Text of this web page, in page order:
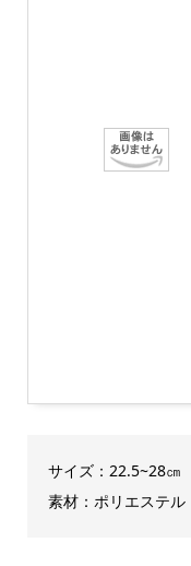
サイズ：22.5~28㎝
素材：ポリエステル